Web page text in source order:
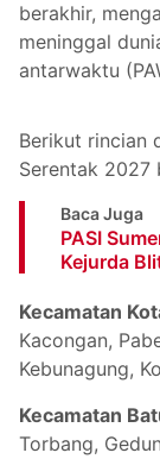
berakhir,
meninggal
antarwaktu
Berikut rincian
Serentak 2027
Baca Juga
PASI
Kejurda
Kecamatan
Kacongan,
Kebunagung,
Kecamatan
Torbang,